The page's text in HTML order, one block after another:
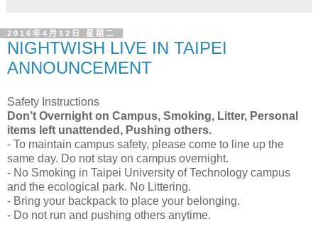
2016年4月12日 星期二
NIGHTWISH LIVE IN TAIPEI
ANNOUNCEMENT
Safety Instructions
Don’t Overnight on Campus, Smoking, Litter, Personal
items left unattended, Pushing others.
- To maintain campus safety, please come to line up the
same day. Do not stay on campus overnight.
- No Smoking in Taipei University of Technology campus
and the ecological park. No Littering.
- Bring your backpack to place your belonging.
- Do not run and pushing others anytime.